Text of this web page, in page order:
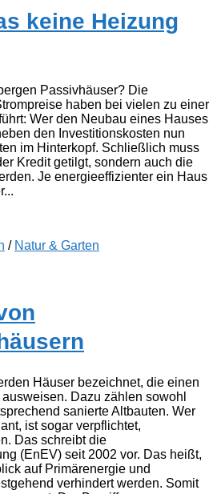
keine Heizung
Passivhäuser? Die
haben bei vielen zu einer
Wer den Neubau eines Hauses
den Investitionskosten nun
im Hinterkopf. Schließlich muss
Kredit getilgt, sondern auch die
Je energieeffizienter ein Haus
/ Natur & Garten
Häuser bezeichnet, die einen
Dazu zählen sowohl
sanierte Altbauten. Wer
ist sogar verpflichtet,
Das schreibt die
(EnEV) seit 2002 vor. Das heißt,
auf Primärenergie und
verhindert werden. Somit